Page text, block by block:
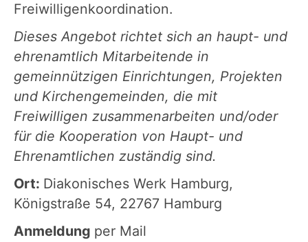
Freiwilligenkoordination.
Dieses Angebot richtet sich an haupt- und
ehrenamtlich Mitarbeitende in
gemeinnützigen Einrichtungen, Projekten
und Kirchengemeinden, die mit
Freiwilligen zusammenarbeiten und/oder
für die Kooperation von Haupt- und
Ehrenamtlichen zuständig sind.
Ort: Diakonisches Werk Hamburg,
Königstraße 54, 22767 Hamburg
Anmeldung per Mail